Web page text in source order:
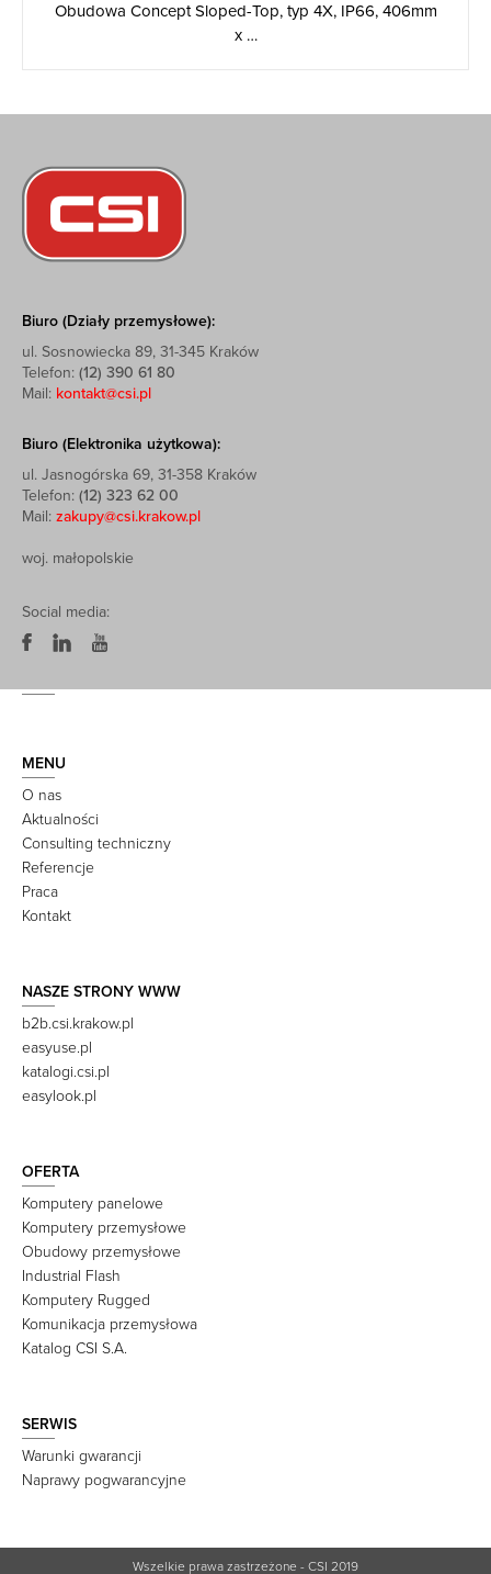
Obudowa Concept Sloped-Top, typ 4X, IP66, 406mm
x …
Biuro (Działy przemysłowe):
ul. Sosnowiecka 89, 31-345 Kraków
Telefon: (12) 390 61 80
Mail: kontakt@csi.pl
Biuro (Elektronika użytkowa):
ul. Jasnogórska 69, 31-358 Kraków
Telefon: (12) 323 62 00
Mail: zakupy@csi.krakow.pl
woj. małopolskie
Social media:
MENU
O nas
Aktualności
Consulting techniczny
Referencje
Praca
Kontakt
NASZE STRONY WWW
b2b.csi.krakow.pl
easyuse.pl
katalogi.csi.pl
easylook.pl
OFERTA
Komputery panelowe
Komputery przemysłowe
Obudowy przemysłowe
Industrial Flash
Komputery Rugged
Komunikacja przemysłowa
Katalog CSI S.A.
SERWIS
Warunki gwarancji
Naprawy pogwarancyjne
Wszelkie prawa zastrzeżone - CSI 2019